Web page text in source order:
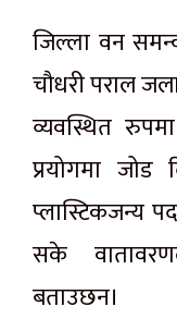
जिल्ला वन
चौधरी पराल
व्यवस्थित
प्रयोगमा
प्लास्टिकजन्य
सके
बताउछन।